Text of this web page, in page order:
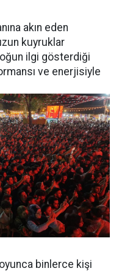
akın eden
kuyruklar
ilgi gösterdiği
ve enerjisiyle
binlerce kişi